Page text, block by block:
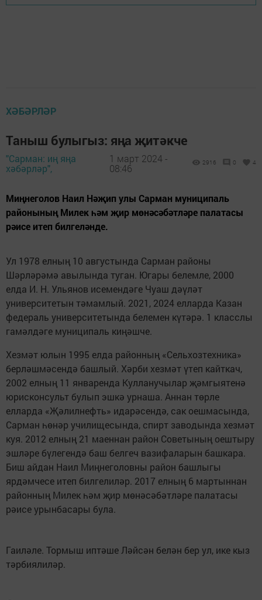
ХӘБӘРЛӘР
Таныш булыгыз: яңа җитәкче
"Сарман: иң яңа
хәбәрләр",
1 март 2024 -
08:46
2916 0 4
Миңнеголов Наил Нәҗип улы Сарман муниципаль
районының Милек һәм җир мөнәсәбәтләре палатасы
рәисе итеп билгеләнде.
Ул 1978 елның 10 августында Сарман районы
Шәрләрәмә авылында туган. Югары белемле, 2000
елда И. Н. Ульянов исемендәге Чуаш дәүләт
университетын тәмамлый. 2021, 2024 елларда Казан
федераль университетында белемен күтәрә. 1 класслы
гамәлдәге муниципаль киңәшче.
Хезмәт юлын 1995 елда районның «Сельхозтехника»
берләшмәсендә башлый. Хәрби хезмәт үтеп кайткач,
2002 елның 11 январенда Кулланучылар җәмгыятенә
юрисконсульт булып эшкә урнаша. Аннан төрле
елларда «Җәлилнефть» идарәсендә, сак оешмасында,
Сарман һөнәр училищесында, спирт заводында хезмәт
куя. 2012 елның 21 маеннан район Советының оештыру
эшләре бүлегендә баш белгеч вазифаларын башкара.
Биш айдан Наил Миңнеголовны район башлыгы
ярдәмчесе итеп билгелиләр. 2017 елның 6 мартыннан
районның Милек һәм җир мөнәсәбәтләре палатасы
рәисе урынбасары була.
Гаиләле. Тормыш иптәше Ләйсән белән бер ул, ике кыз
тәрбиялиләр.